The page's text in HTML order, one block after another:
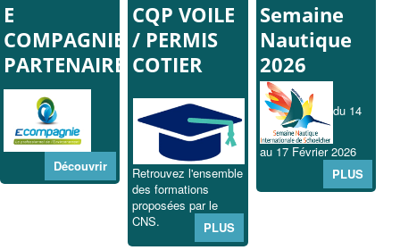
E
COMPAGNIE
PARTENAIRE
Découvrir
CQP VOILE
/ PERMIS
COTIER
Retrouvez l'ensemble
des formations
proposées par le
CNS.
PLUS
Semaine
Nautique
2026
du 14
au 17 Février 2026
PLUS